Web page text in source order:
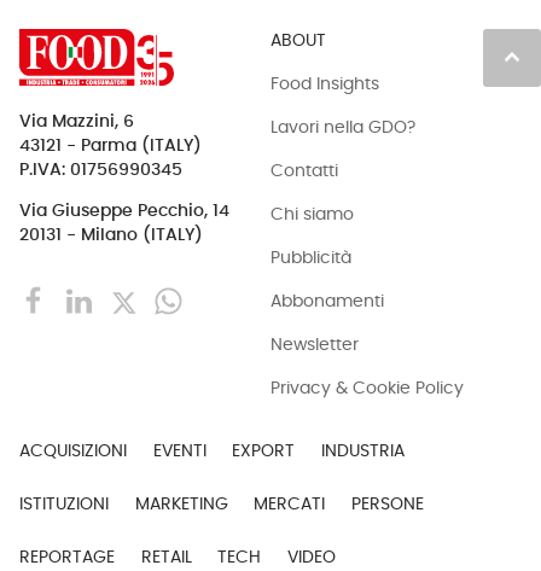
keyboard_arrow_up
Via Mazzini, 6
43121 - Parma (ITALY)
P.IVA: 01756990345
Via Giuseppe Pecchio, 14
20131 - Milano (ITALY)
ABOUT
Food Insights
Lavori nella GDO?
Contatti
Chi siamo
Pubblicità
Abbonamenti
Newsletter
Privacy & Cookie Policy
ACQUISIZIONI EVENTI EXPORT INDUSTRIA
ISTITUZIONI MARKETING MERCATI PERSONE
REPORTAGE RETAIL TECH VIDEO